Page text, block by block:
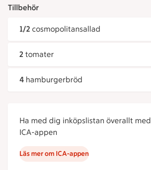
Tillbehör
1/2 cosmopolitansallad
2 tomater
4 hamburgerbröd
Ha med dig inköpslistan överallt med
ICA-appen
Läs mer om ICA-appen